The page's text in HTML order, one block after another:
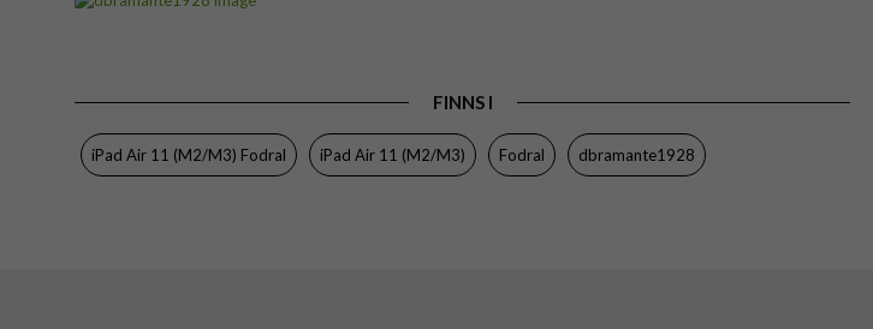
Egenskaper
Pennhållare, Sov/Vakna funktion, Stativfunktion
Färg
Genomskinlig, Svart
Material
FINNS I
iPad Air 11 (M2/M3) Fodral iPad Air 11 (M2/M3) Fodral dbramante1928